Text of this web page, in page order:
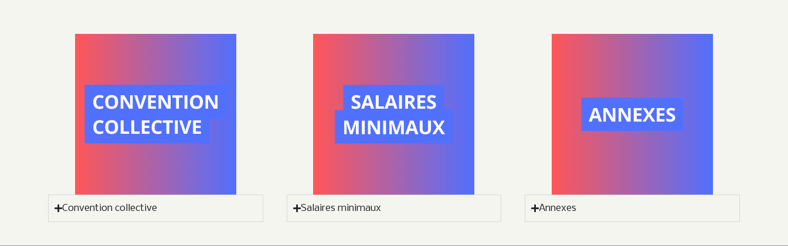
Convention collective Salaires minimaux Annexes